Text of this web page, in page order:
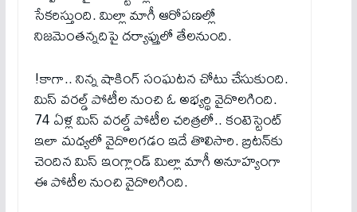
సేకరిస్తుంది. మిల్లా మాగీ ఆరోపణల్లో
నిజమెంతన్నదిపై దర్యాప్తులో తేలనుంది.
!కాగా.. నిన్న షాకింగ్ సంఘటన చోటు చేసుకుంది.
మిస్ వరల్డ్ పోటీల నుంచి ఓ అభ్యర్థి వైదొలగింది.
74 ఏళ్ల మిస్ వరల్డ్ పోటీల చరిత్రలో.. కంటెస్టెంట్
ఇలా మధ్యలో వైదొలగడం ఇదే తొలిసారి. బ్రిటన్‌కు
చెందిన మిస్ ఇంగ్లాండ్ మిల్లా మాగీ అనూహ్యంగా
ఈ పోటీల నుంచి వైదొలగింది.